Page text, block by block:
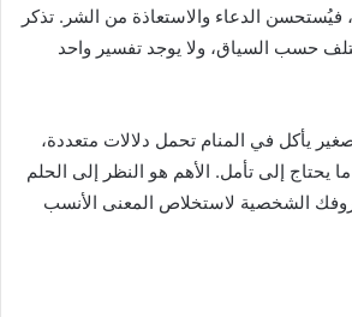
فيُستحسن الدعاء والاستعاذة من الشر. تذكر
حسب السياق، ولا يوجد تفسير واحد
يأكل في المنام تحمل دلالات متعددة،
يحتاج إلى تأمل. الأهم هو النظر إلى الحلم
الشخصية لاستخلاص المعنى الأنسب